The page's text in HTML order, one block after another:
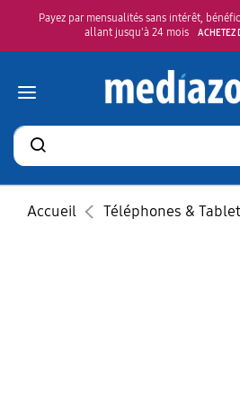
Payez par mensualités sans intérêt,
allant jusqu'à 24 mois
ACHETEZ
Rechercher
des
produits
Accueil Téléphones &